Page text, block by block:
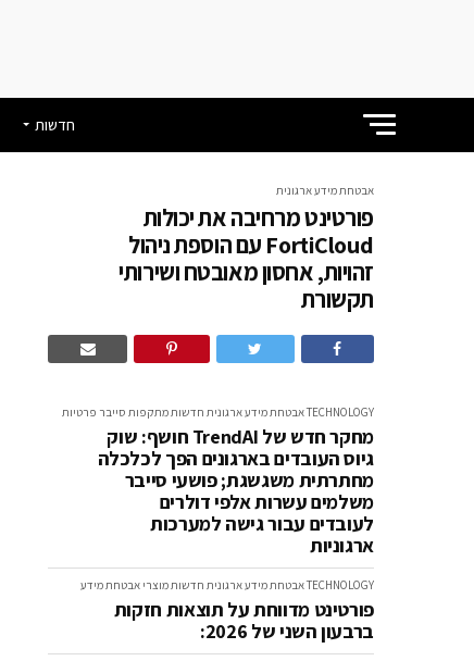
חדשות
אבטחת מידע ארגונית
פורטינט מרחיבה את יכולות
FortiCloud עם הוספת ניהול
זהויות, אחסון מאובטח ושירותי
תקשורת
TECHNOLOGYאבטחת מידע ארגונית חדשותמתקפות סייבר פרטיות
מחקר חדש של TrendAI חושף: שוק
גיוס העובדים בארגונים הפך לכלכלה
מחתרתית משגשגת; פושעי סייבר
משלמים עשרות אלפי דולרים
לעובדים עבור גישה למערכות
ארגוניות
TECHNOLOGYאבטחת מידע ארגונית חדשותמוצרי אבטחת מידע
פורטינט מדווחת על תוצאות חזקות
ברבעון השני של 2026: